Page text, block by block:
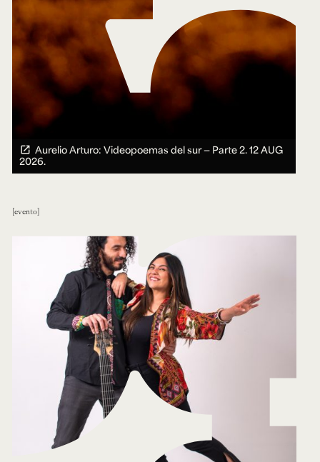
Aurelio Arturo: Videopoemas del sur — Parte 2.12 AUG
2026.
evento